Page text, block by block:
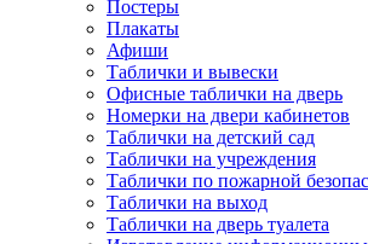
Постеры
Плакаты
Афиши
Таблички и вывески
Офисные таблички на дверь
Номерки на двери кабинетов
Таблички на детский сад
Таблички на учреждения
Таблички по пожарной
Таблички на выход
Таблички на дверь туалета